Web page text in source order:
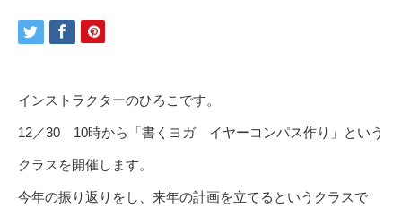
インストラクターのひろこです。
12／30 10時から「書くヨガ イヤーコンパス作り」という
クラスを開催します。
今年の振り返りをし、来年の計画を立てるというクラスで